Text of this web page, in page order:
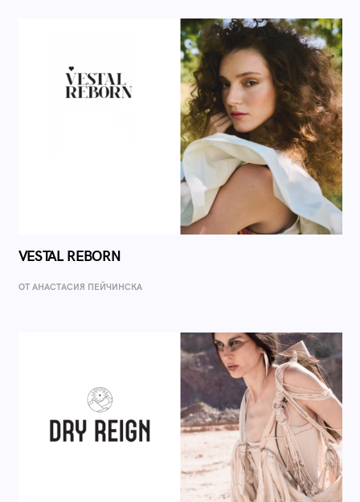
VESTAL REBORN
ОТ AНАСТАСИЯ ПЕЙЧИНСКА